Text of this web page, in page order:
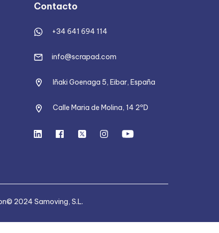
Contacto
+34 641 694 114
info@scrapad.com
Iñaki Goenaga 5, Eibar, España
Calle Maria de Molina, 14 2ºD
© 2024 Samoving, S.L.